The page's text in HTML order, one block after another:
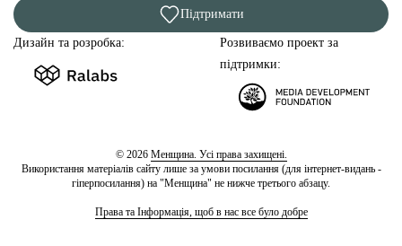
Підтримати
Дизайн та розробка:
Розвиваємо проект за
підтримки:
© 2026 Менщина. Усі права захищені.
Використання матеріалів сайту лише за умови посилання (для інтернет-видань -
гіперпосилання) на "Менщина" не нижче третього абзацу.
Права та Інформація, щоб в нас все було добре